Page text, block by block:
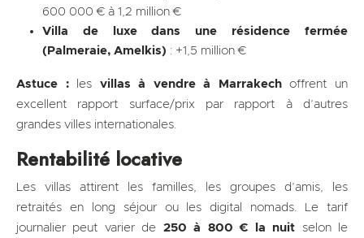
600 000 € à 1,2 million €
Villa de luxe dans une résidence fermée
(Palmeraie, Amelkis) : +1,5 million €
Astuce :les villas à vendre à Marrakechoffrent un
excellent rapport surface/prix par rapport à d’autres
grandes villes internationales.
Rentabilité locative
Les villas attirent les familles, les groupes d’amis, les
retraités en long séjour ou les digital nomads. Le tarif
journalier peut varier de 250 à 800 € la nuit selon le